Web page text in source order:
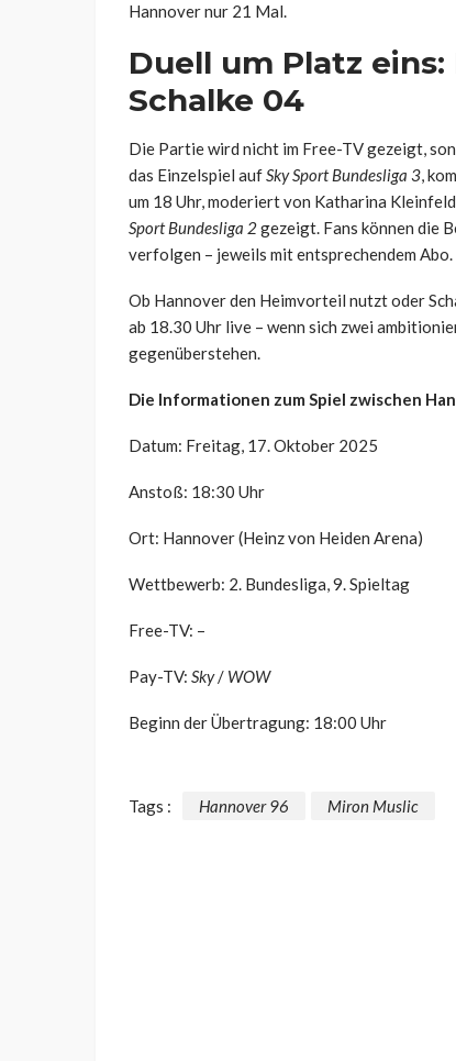
Hannover nur 21 Mal.
Duell um Platz
Schalke 04
Die Partie wird nicht im Free-TV gezeigt,
das Einzelspiel aufSky Sport Bundesliga 3,
um 18 Uhr, moderiert von Katharina
Sport Bundesliga 2gezeigt. Fans können die
verfolgen – jeweils mit entsprechendem Abo.
Ob Hannover den Heimvorteil nutzt oder
ab 18.30 Uhr live – wenn sich zwei
gegenüberstehen.
Die Informationen zum Spiel zwischen
Datum: Freitag, 17. Oktober 2025
Anstoß: 18:30 Uhr
Ort: Hannover (Heinz von Heiden Arena)
Wettbewerb: 2. Bundesliga, 9. Spieltag
Free-TV: –
Pay-TV: Sky/ WOW
Beginn der Übertragung: 18:00 Uhr
Tags : Hannover 96 Miron Muslic